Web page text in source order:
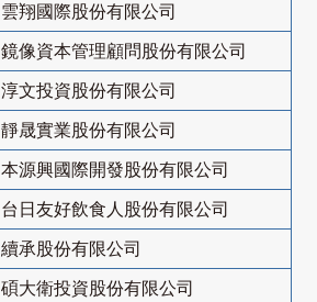
雲翔國際股份有限公司
鏡像資本管理顧問股份有限公司
淳文投資股份有限公司
靜晟實業股份有限公司
本源興國際開發股份有限公司
台日友好飲食人股份有限公司
續承股份有限公司
碩大衛投資股份有限公司